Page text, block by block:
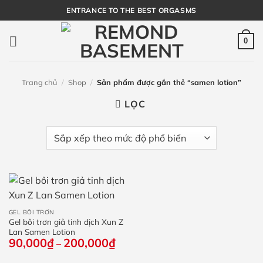
qua
nội
dung
ENTRANCE TO THE BEST ORGASMS
0
Trang chủ / Shop / Sản phẩm được gắn thẻ “samen lotion”
LỌC
GEL BÔI TRƠN
Gel bôi trơn giả tinh dịch Xun Z
Lan Samen Lotion
90,000₫ – 200,000₫Khoảng
giá: